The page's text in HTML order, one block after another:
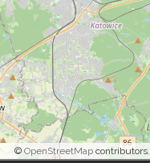
© OpenStreetMap contributors.